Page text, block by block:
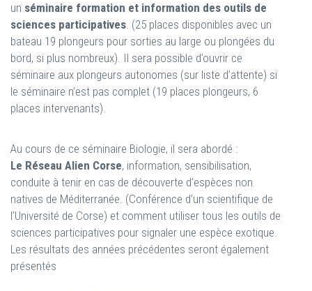
un séminaire formation et information des outils de
sciences participatives . (25 places disponibles avec un
bateau 19 plongeurs pour sorties au large ou plongées du
bord, si plus nombreux). Il sera possible d’ouvrir ce
séminaire aux plongeurs autonomes (sur liste d’attente) si
le séminaire n’est pas complet (19 places plongeurs, 6
places intervenants).
Au cours de ce séminaire Biologie, il sera abordé :
Le Réseau Alien Corse, information, sensibilisation,
conduite à tenir en cas de découverte d’espèces non
natives de Méditerranée. (Conférence d’un scientifique de
l’Université de Corse) et comment utiliser tous les outils de
sciences participatives pour signaler une espèce exotique.
Les résultats des années précédentes seront également
présentés